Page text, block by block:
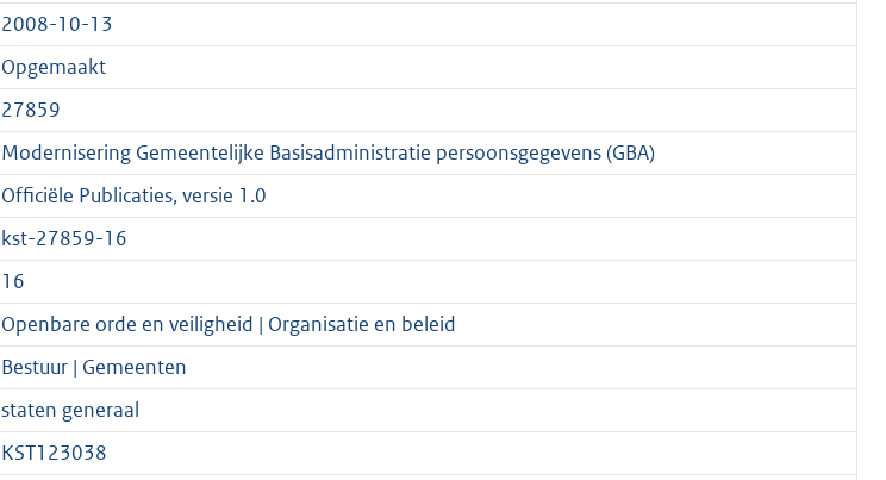
s
g
r
o
o
t
t
e
2
K
b
d
s
g
o
o
t
t
:
2
K
b
2008-10-13
Opgemaakt
27859
Modernisering Gemeentelijke Basisadministratie persoonsgegevens (GBA)
Officiële Publicaties, versie 1.0
kst-27859-16
16
Openbare orde en veiligheid | Organisatie en beleid
Bestuur | Gemeenten
staten generaal
KST123038